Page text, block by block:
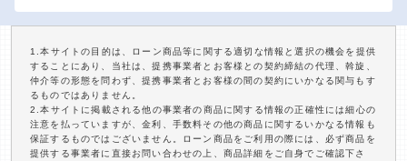
1.本サイトの目的は、ローン商品等に関する適切な情報と選択の機会を提供
することにあり、当社は、提携事業者とお客様との契約締結の代理、斡旋、
仲介等の形態を問わず、提携事業者とお客様の間の契約にいかなる関与もす
るものではありません。
2.本サイトに掲載される他の事業者の商品に関する情報の正確性には細心の
注意を払っていますが、金利、手数料その他の商品に関するいかなる情報も
保証するものではございません。ローン商品をご利用の際には、必ず商品を
提供する事業者に直接お問い合わせの上、商品詳細をご自身でご確認下さ